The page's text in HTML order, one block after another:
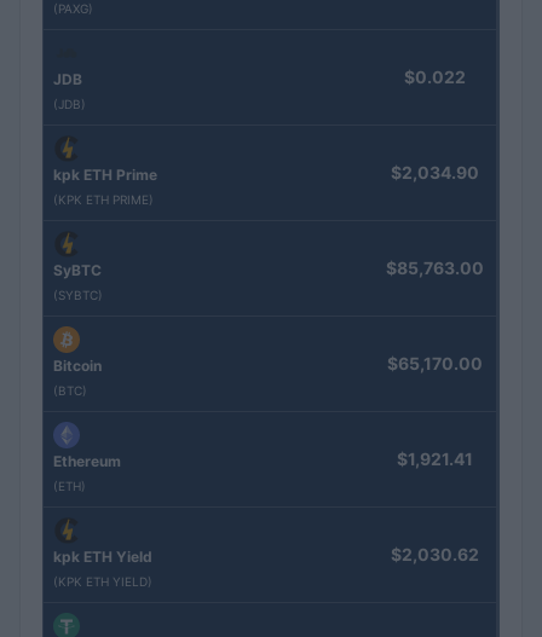
(PAXG)
JDB
(JDB)
$0.022
kpk ETH Prime
(KPK ETH PRIME)
$2,034.90
SyBTC
(SYBTC)
$85,763.00
Bitcoin
(BTC)
$65,170.00
Ethereum
(ETH)
$1,921.41
kpk ETH Yield
(KPK ETH YIELD)
$2,030.62